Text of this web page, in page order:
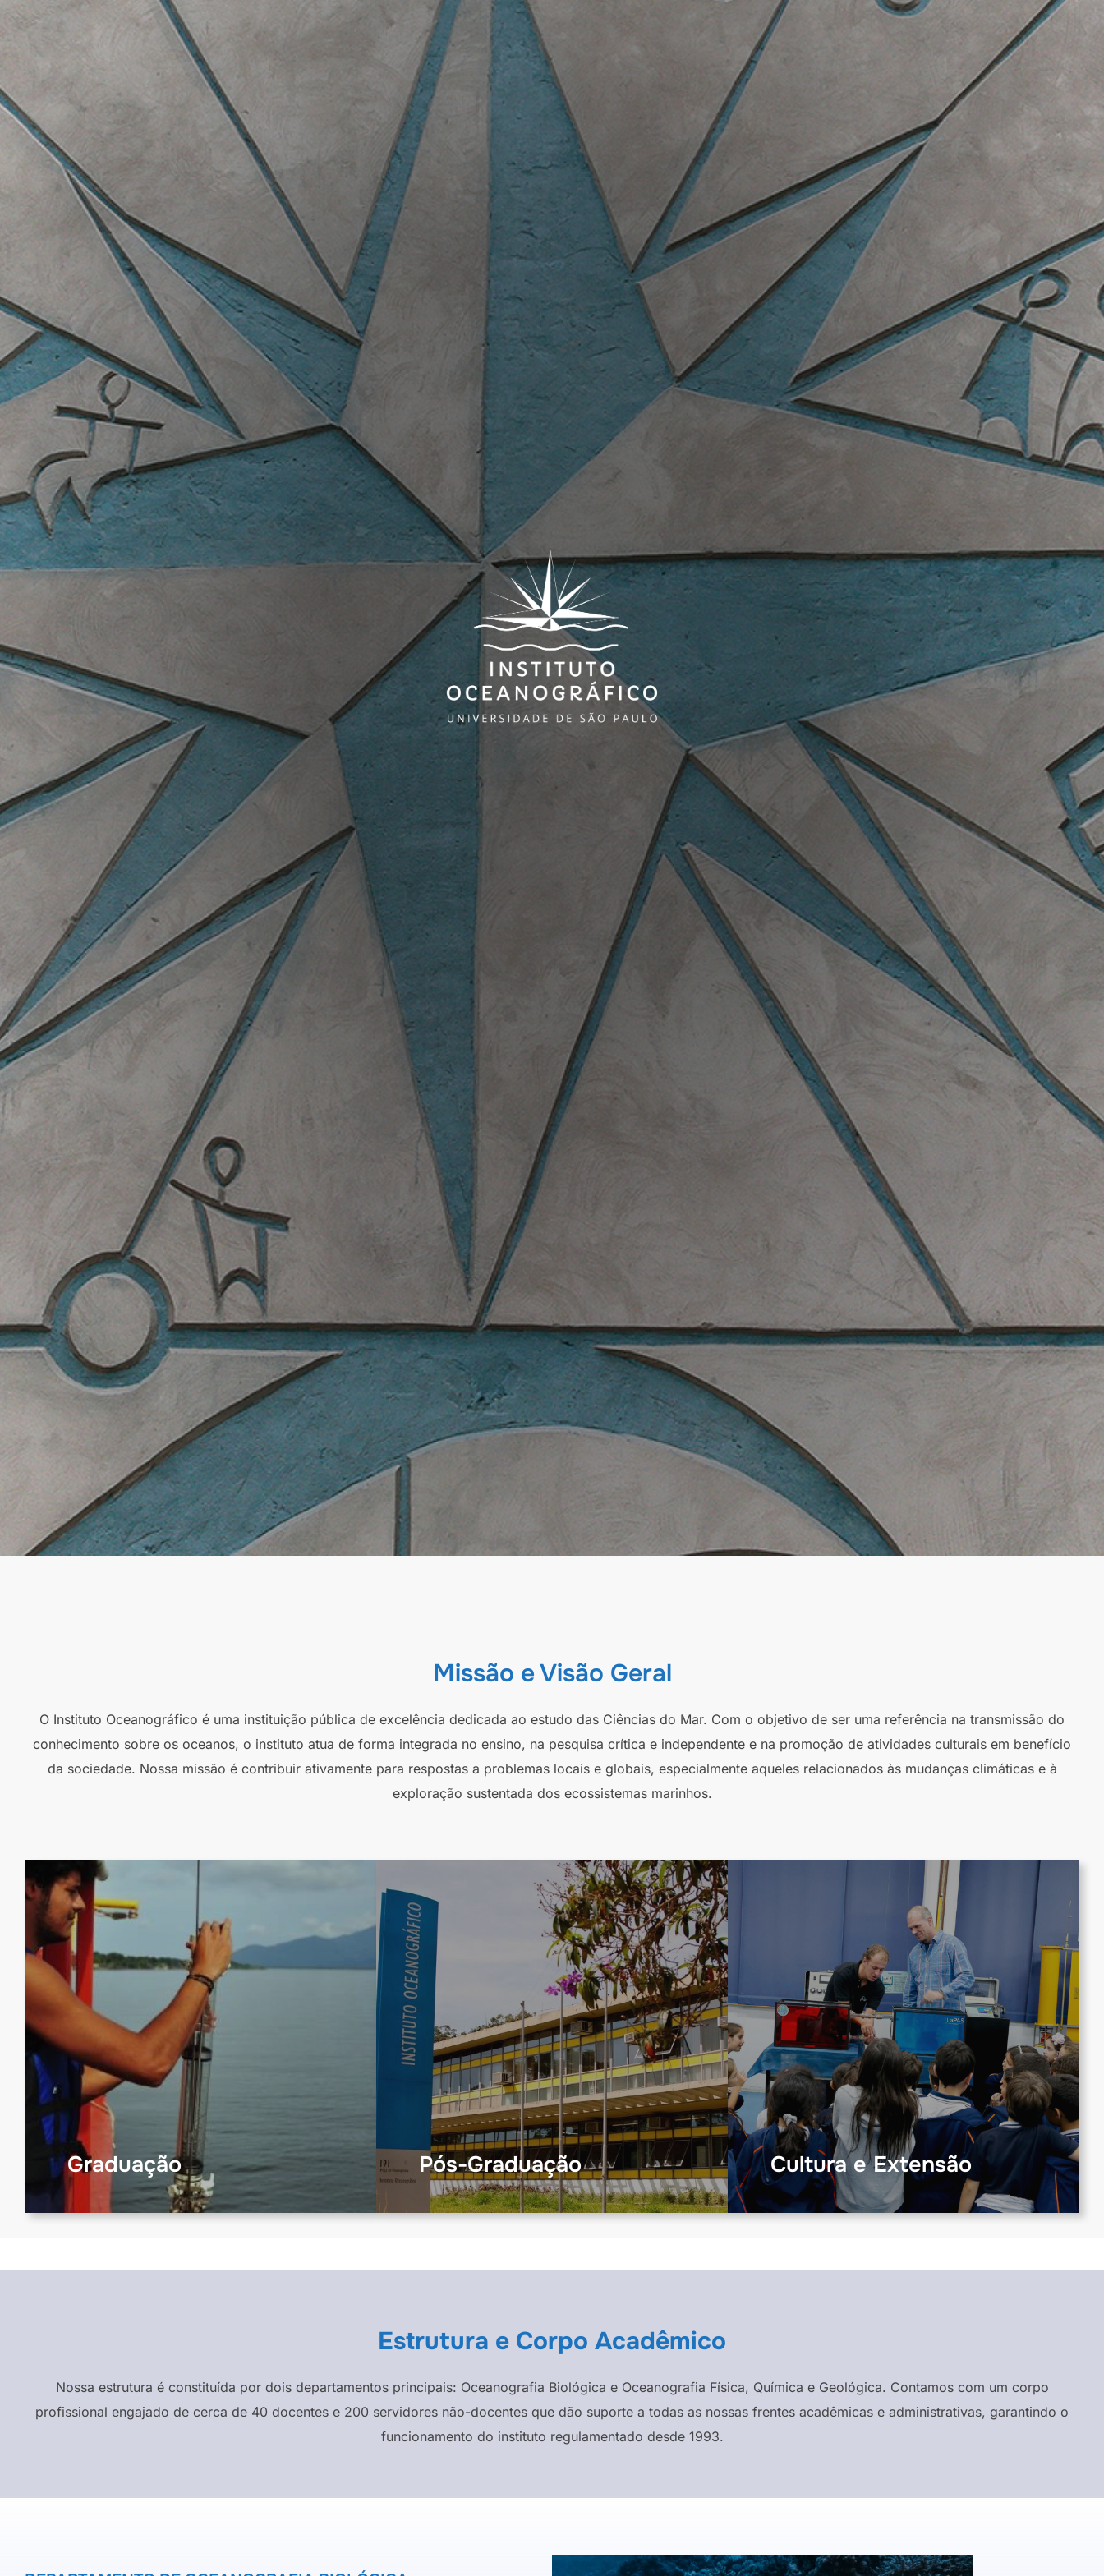
Missão e Visão Geral
O Instituto Oceanográfico é uma instituição pública de excelência dedicada ao estudo das Ciências do Mar. Com o objetivo de ser uma referência na transmissão do
conhecimento sobre os oceanos, o instituto atua de forma integrada no ensino, na pesquisa crítica e independente e na promoção de atividades culturais em benefício
da sociedade. Nossa missão é contribuir ativamente para respostas a problemas locais e globais, especialmente aqueles relacionados às mudanças climáticas e à
exploração sustentada dos ecossistemas marinhos.
Graduação Pós-Graduação Cultura e Extensão
Estrutura e Corpo Acadêmico
Nossa estrutura é constituída por dois departamentos principais: Oceanografia Biológica e Oceanografia Física, Química e Geológica. Contamos com um corpo
profissional engajado de cerca de 40 docentes e 200 servidores não-docentes que dão suporte a todas as nossas frentes acadêmicas e administrativas, garantindo o
funcionamento do instituto regulamentado desde 1993.